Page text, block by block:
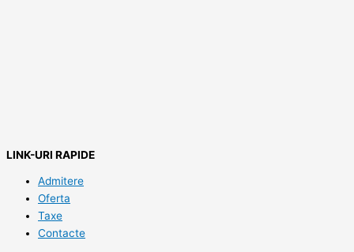
LINK-URI RAPIDE
Admitere
Oferta
Taxe
Contacte